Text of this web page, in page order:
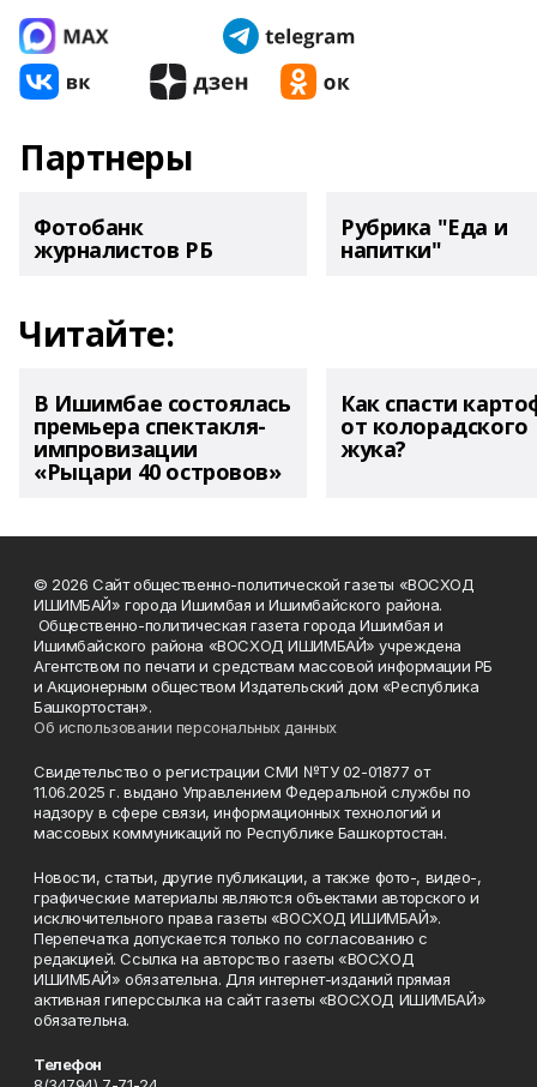
Партнеры
Фотобанк
журналистов РБ
Рубрика "Еда и
напитки"
Читайте:
В Ишимбае состоялась
премьера спектакля-
импровизации
«Рыцари 40 островов»
Как спасти
от колорадского
жука?
© 2026 Сайт общественно-политической газеты «ВОСХОД
ИШИМБАЙ» города Ишимбая и Ишимбайского района.
Общественно-политическая газета города Ишимбая и
Ишимбайского района «ВОСХОД ИШИМБАЙ» учреждена
Агентством по печати и средствам массовой информации РБ
и Акционерным обществом Издательский дом «Республика
Башкортостан».
Об использовании персональных данных
Свидетельство о регистрации СМИ №ТУ 02-01877 от
11.06.2025 г. выдано Управлением Федеральной службы по
надзору в сфере связи, информационных технологий и
массовых коммуникаций по Республике Башкортостан.
Новости, статьи, другие публикации, а также фото-, видео-,
графические материалы являются объектами авторского и
исключительного права газеты «ВОСХОД ИШИМБАЙ».
Перепечатка допускается только по согласованию с
редакцией. Ссылка на авторство газеты «ВОСХОД
ИШИМБАЙ» обязательна. Для интернет-изданий прямая
активная гиперссылка на сайт газеты «ВОСХОД ИШИМБАЙ»
обязательна.
Телефон